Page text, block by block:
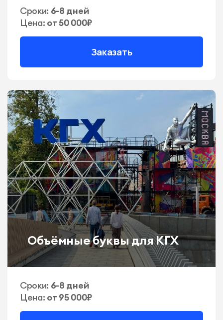
Сроки: 6-8 дней
Цена: от 50 000₽
Заказать
Объёмные буквы для КГХ
Сроки: 6-8 дней
Цена: от 95 000₽